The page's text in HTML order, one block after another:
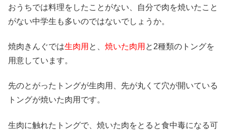
おうちでは料理をしたことがない、自分で肉を焼いたこと
がない中学生も多いのではないでしょうか。
焼肉きんぐでは生肉用 と、 焼いた肉用 と2種類のトングを
用意しています。
先のとがったトングが生肉用、先が丸くて穴が開いている
トングが焼いた肉用です。
生肉に触れたトングで、焼いた肉をとると食中毒になる可